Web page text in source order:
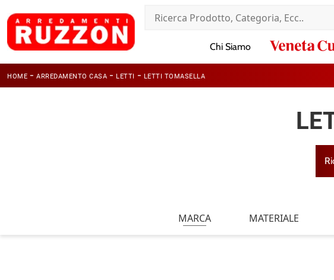
Chi Siamo
HOME - ARREDAMENTO CASA - LETTI - LETTI TOMASELLA
MARCA MATERIALE